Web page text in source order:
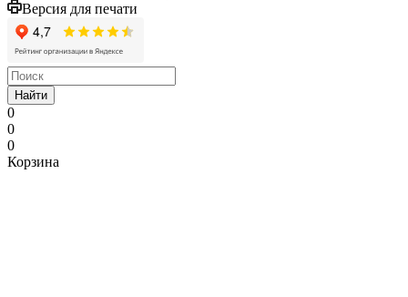
Версия для печати
Найти
0
0
0
Корзина